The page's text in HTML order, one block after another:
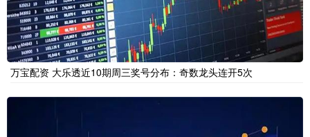
万宝配资 大乐透近10期周三奖号分布：奇数龙头连开5次